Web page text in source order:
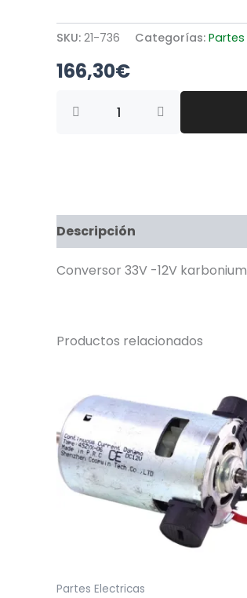
SKU: 21-736 Categorías:
166,30€
Descripción
Conversor 33V -12V
Productos relacionados
Partes Electricas